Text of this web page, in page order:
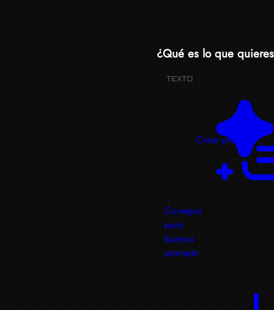
¿Qué es lo que
TEXTO
Crear prompts
Consejos
para
buenos
prompts